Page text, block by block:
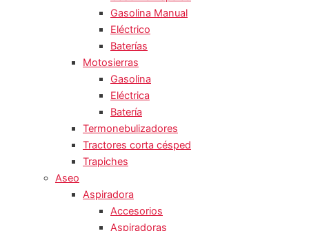
Gasolina Manual
Eléctrico
Baterías
Motosierras
Gasolina
Eléctrica
Batería
Termonebulizadores
Tractores corta césped
Trapiches
Aseo
Aspiradora
Accesorios
Aspiradoras